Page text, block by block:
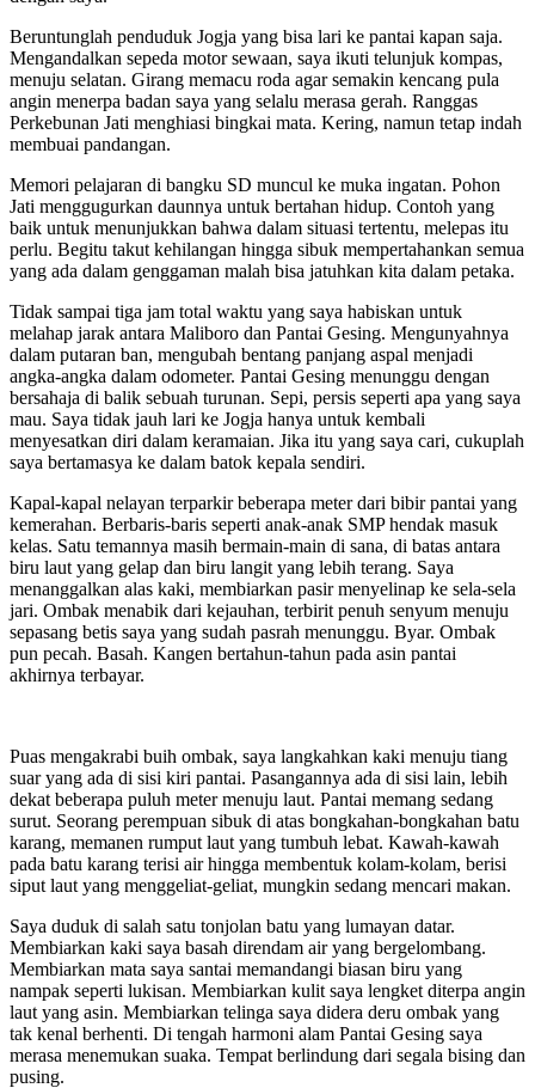
Beruntunglah penduduk Jogja yang bisa lari ke pantai kapan saja.
Mengandalkan sepeda motor sewaan, saya ikuti telunjuk kompas,
menuju selatan. Girang memacu roda agar semakin kencang pula
angin menerpa badan saya yang selalu merasa gerah. Ranggas
Perkebunan Jati menghiasi bingkai mata. Kering, namun tetap indah
membuai pandangan.
Memori pelajaran di bangku SD muncul ke muka ingatan. Pohon
Jati menggugurkan daunnya untuk bertahan hidup. Contoh yang
baik untuk menunjukkan bahwa dalam situasi tertentu, melepas itu
perlu. Begitu takut kehilangan hingga sibuk mempertahankan semua
yang ada dalam genggaman malah bisa jatuhkan kita dalam petaka.
Tidak sampai tiga jam total waktu yang saya habiskan untuk
melahap jarak antara Maliboro dan Pantai Gesing. Mengunyahnya
dalam putaran ban, mengubah bentang panjang aspal menjadi
angka-angka dalam odometer. Pantai Gesing menunggu dengan
bersahaja di balik sebuah turunan. Sepi, persis seperti apa yang saya
mau. Saya tidak jauh lari ke Jogja hanya untuk kembali
menyesatkan diri dalam keramaian. Jika itu yang saya cari, cukuplah
saya bertamasya ke dalam batok kepala sendiri.
Kapal-kapal nelayan terparkir beberapa meter dari bibir pantai yang
kemerahan. Berbaris-baris seperti anak-anak SMP hendak masuk
kelas. Satu temannya masih bermain-main di sana, di batas antara
biru laut yang gelap dan biru langit yang lebih terang. Saya
menanggalkan alas kaki, membiarkan pasir menyelinap ke sela-sela
jari. Ombak menabik dari kejauhan, terbirit penuh senyum menuju
sepasang betis saya yang sudah pasrah menunggu. Byar. Ombak
pun pecah. Basah. Kangen bertahun-tahun pada asin pantai
akhirnya terbayar.
Puas mengakrabi buih ombak, saya langkahkan kaki menuju tiang
suar yang ada di sisi kiri pantai. Pasangannya ada di sisi lain, lebih
dekat beberapa puluh meter menuju laut. Pantai memang sedang
surut. Seorang perempuan sibuk di atas bongkahan-bongkahan batu
karang, memanen rumput laut yang tumbuh lebat. Kawah-kawah
pada batu karang terisi air hingga membentuk kolam-kolam, berisi
siput laut yang menggeliat-geliat, mungkin sedang mencari makan.
Saya duduk di salah satu tonjolan batu yang lumayan datar.
Membiarkan kaki saya basah direndam air yang bergelombang.
Membiarkan mata saya santai memandangi biasan biru yang
nampak seperti lukisan. Membiarkan kulit saya lengket diterpa angin
laut yang asin. Membiarkan telinga saya didera deru ombak yang
tak kenal berhenti. Di tengah harmoni alam Pantai Gesing saya
merasa menemukan suaka. Tempat berlindung dari segala bising dan
pusing.